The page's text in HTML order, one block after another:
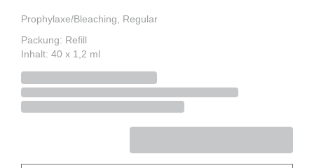
Prophylaxe/Bleaching, Regular
Packung: Refill
Inhalt: 40 x 1,2 ml